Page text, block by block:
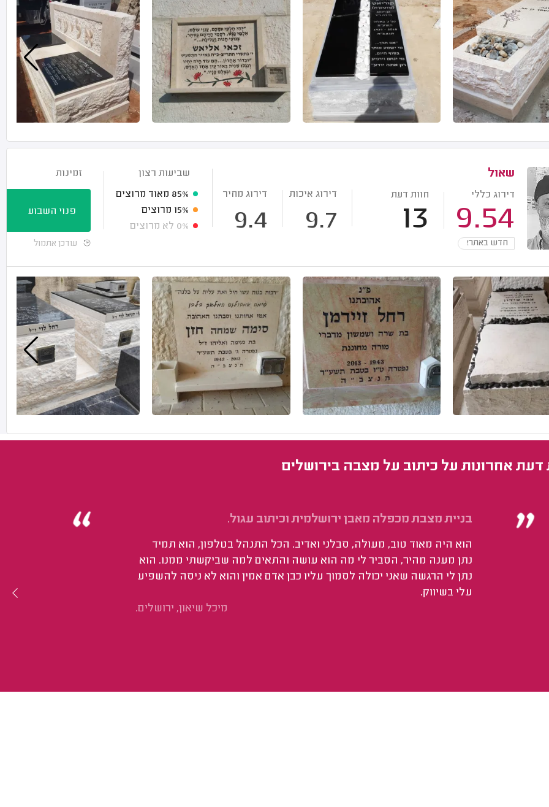
שאול
דירוג כללי
9.54
חוות דעת
13
דירוג איכות
9.7
דירוג מחיר
9.4
חדש באתר!
שביעות רצון
85% מאוד מרוצים
15% מרוצים
0% לא מרוצים
זמינות
פנוי השבוע
עודכן אתמול
דעת אחרונות על כיתוב על מצבה בירושלים
בניית מצבת מכפלה מאבן ירושלמית וכיתוב עגול.
הוא היה מאוד טוב, מעולה, סבלני ואדיב. הכל התנהל בטלפון, הוא תמיד
נתן מענה מהיר, הסביר לי מה הוא עושה והתאים למה שביקשתי ממנו. הוא
נתן לי הרגשה שאני יכולה לסמוך עליו כבן אדם אמין והוא לא ניסה להשפיע
עלי בשיווק.
מיכל שיאון, ירושלים.